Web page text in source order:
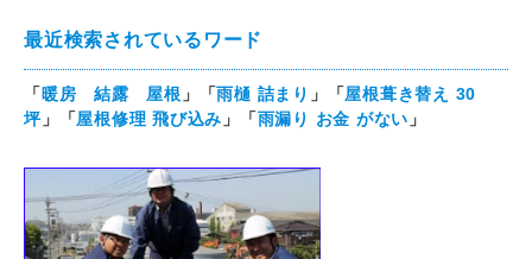
最近検索されているワード
「暖房 結露 屋根 」「雨樋 詰まり 」「屋根葺き替え 30
坪」「屋根修理 飛び込み 」「雨漏り お金 がない 」